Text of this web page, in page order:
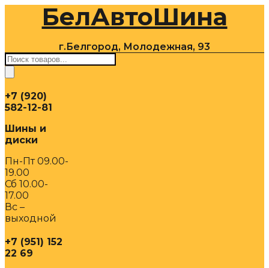
содержимомуБелАвтоШина
г.Белгород, Молодежная, 93
Поиск
товаров
+7 (920)
582-12-81
Шины и
диски
Пн-Пт 09.00-
19.00
Сб 10.00-
17.00
Вс –
выходной
+7 (951) 152
22 69